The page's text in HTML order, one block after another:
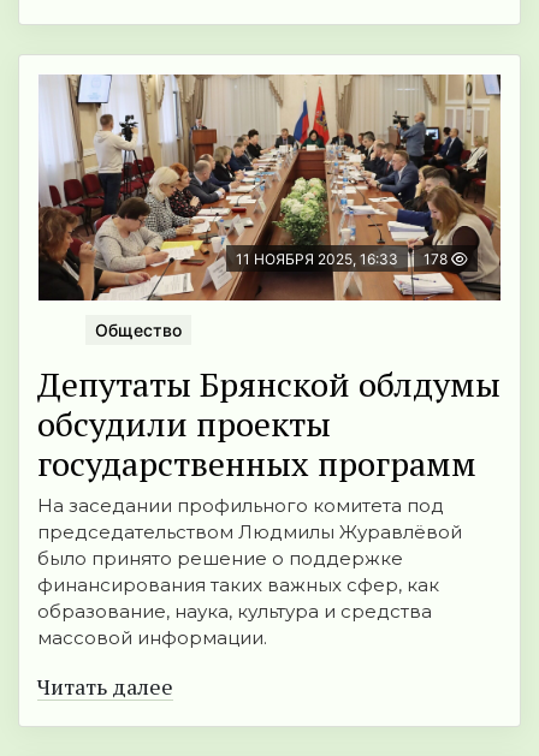
11 НОЯБРЯ 2025, 16:33 178
Общество
Депутаты Брянской облдумы
обсудили проекты
государственных программ
На заседании профильного комитета под
председательством Людмилы Журавлёвой
было принято решение о поддержке
финансирования таких важных сфер, как
образование, наука, культура и средства
массовой информации.
Читать далее